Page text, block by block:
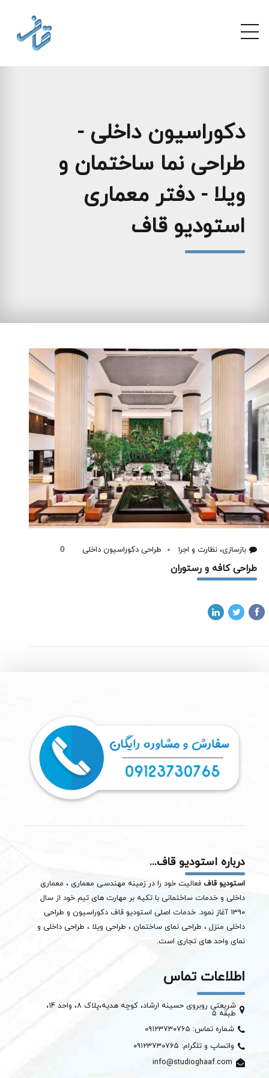
دکوراسیون داخلی -
طراحی نما ساختمان و
ویلا - دفتر معماری
استودیو قاف
بازسازی، نظارت و اجرا طراحی دکوراسیون داخلی 0
طراحی کافه و رستوران
درباره استودیو قاف...
استودیو قاف فعالیت خود را در زمینه مهندسی معماری ، معماری
داخلی و خدمات ساختمانی با تکیه بر مهارت های تیم خود از سال
۱۳۹۰ آغاز نمود. خدمات اصلی استودیو قاف دکوراسیون و طراحی
داخلی منزل ، طراحی نمای ساختمان ، طراحی ویلا ، طراحی داخلی و
نمای واحد های تجاری است.
اطلاعات تماس
شریعتی روبروی حسینه ارشاد، کوچه هدیه،پلاک ۸، واحد ۱۴،
طبقه ۵
شماره تماس: ۰۹۱۲۳۷۳۰۷۶۵
واتساپ و تلگرام: ۰۹۱۲۳۷۳۰۷۶۵
info@studioghaaf.com